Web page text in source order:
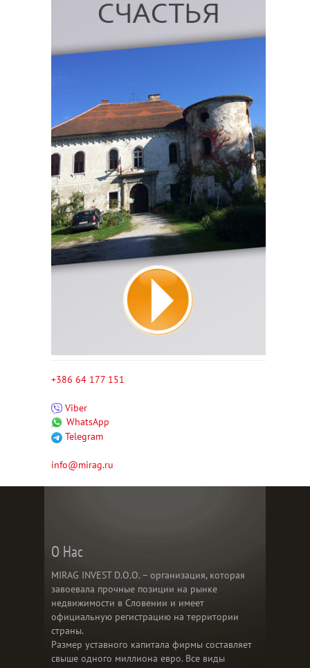
+386 64 177 151
Viber
WhatsApp
Telegram
info@mirag.ru
О Нас
MIRAG INVEST D.O.O. – организация, которая
завоевала прочные позиции на рынке
недвижимости в Словении и имеет
официальную регистрацию на территории
страны.
Размер уставного капитала фирмы составляет
свыше одного миллиона евро. Все виды